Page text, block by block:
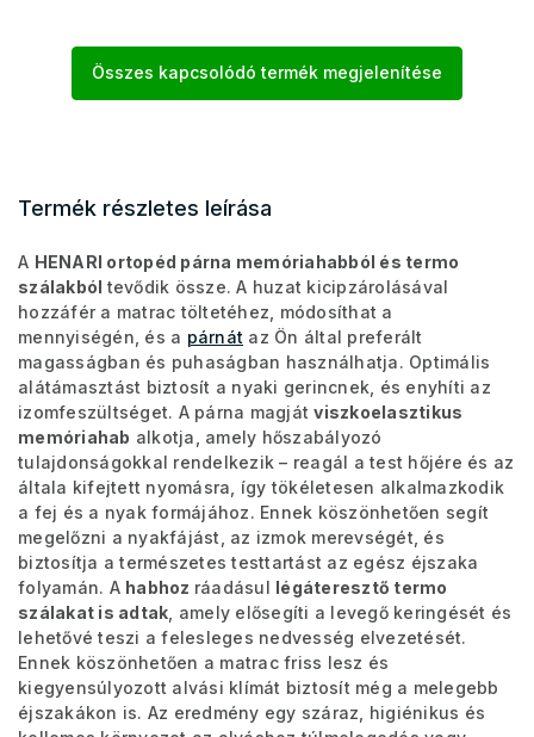
Összes kapcsolódó termék megjelenítése
Termék részletes leírása
A HENARI ortopéd párna memóriahabból és termo
szálakból tevődik össze. A huzat kicipzárolásával
hozzáfér a matrac töltetéhez, módosíthat a
mennyiségén, és a párnát az Ön által preferált
magasságban és puhaságban használhatja. Optimális
alátámasztást biztosít a nyaki gerincnek, és enyhíti az
izomfeszültséget. A párna magjátviszkoelasztikus
memóriahab alkotja, amely hőszabályozó
tulajdonságokkal rendelkezik – reagál a test hőjére és az
általa kifejtett nyomásra, így tökéletesen alkalmazkodik
a fej és a nyak formájához. Ennek köszönhetően segít
megelőzni a nyakfájást, az izmok merevségét, és
biztosítja a természetes testtartást az egész éjszaka
folyamán. A habhoz ráadásul légáteresztő termo
szálakat is adtak , amely elősegíti a levegő keringését és
lehetővé teszi a felesleges nedvesség elvezetését.
Ennek köszönhetően a matrac friss lesz és
kiegyensúlyozott alvási klímát biztosít még a melegebb
éjszakákon is. Az eredmény egy száraz, higiénikus és